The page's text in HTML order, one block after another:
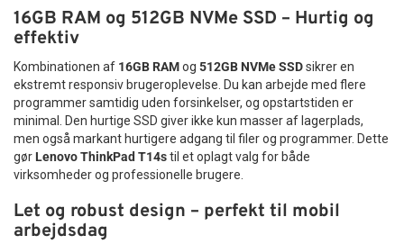
Garanti:5 års garanti med gratis teknisk support
Vælg Kingston DataTraveler Exodia M USB 3.2 64GB, hvis du
høj ydeevne og stor kompatibilitet. Det er den perfekte
løsning til sikker og effektiv opbevaring af dine vigtigste filer.
bogstaver Æ, Ø og Å. Disse tegn kan stadig skrives ved hjælp
af computerens sprogindstillinger, tastaturgenveje eller
alternative tastaturindstillinger, men de er ikke trykt direkte
på tastaturets taster.
Produktet anbefales derfor især til brugere, som allerede
anvender engelsk US-layout, eller som ikke har behov for et
traditionelt dansk eller nordisk tastatur.
Brugervenlighed i fokus
og funktionalitet. Tastaturets lave profil giver en
komfortabel skriveposition, mens det kompakte design
Præcis 1200 dpi optisk sensor
Ergonomisk og komfortabelt design
Ambidextrous – passer til begge hænder
Kompakt og rejsevenlig størrelse
Plug-and-play – nem installation
Elegant ThinkPad-design i sort
Et sikkert valg fra Lenovo
Lenovo er kendt for deres høje kvalitet og pålidelighed, og
udviklet til at levere stabil performance i hverdagen og er et
oplagt valg for alle, der ønsker en solid og prisvenlig mus.
16GB RAM og 512GB NVMe SSD – Hurtig og
effektiv
Kombinationen af 16GB RAMog 512GB NVMe SSDsikrer en
ekstremt responsiv brugeroplevelse. Du kan arbejde med flere
programmer samtidig uden forsinkelser, og opstartstiden er
minimal. Den hurtige SSD giver ikke kun masser af lagerplads,
men også markant hurtigere adgang til filer og programmer. Dette
gør Lenovo ThinkPad T14stil et oplagt valg for både
virksomheder og professionelle brugere.
Let og robust design – perfekt til mobil
arbejdsdag